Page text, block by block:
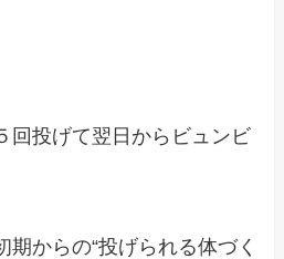
回投げて翌日からビュンビ
期からの“投げられる体づく